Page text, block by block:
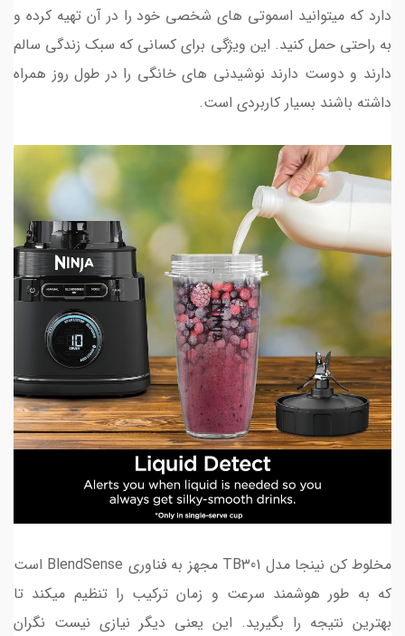
دارد که میتوانید اسموتی های شخصی خود را در آن تهیه کرده و
به راحتی حمل کنید. این ویژگی برای کسانی که سبک زندگی سالم
دارند و دوست دارند نوشیدنی های خانگی را در طول روز همراه
داشته باشند بسیار کاربردی است.
مخلوط کن نینجا مدل TB301 مجهز به فناوری BlendSense است
که به طور هوشمند سرعت و زمان ترکیب را تنظیم میکند تا
بهترین نتیجه را بگیرید. این یعنی دیگر نیازی نیست نگران